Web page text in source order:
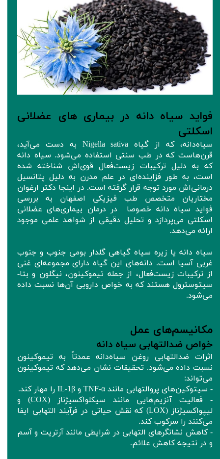
فواید سیاه دانه در بیماری های عضلانی
اسکلتی
سیاه‌دانه، که از گیاه Nigella sativa به دست می‌آید،
قرن‌هاست که در طب سنتی استفاده می‌شود. سیاه‌ دانه
که به دلیل ترکیبات زیست‌فعال قوی‌اش شناخته شده
است، به طور فزاینده‌ای در علم مدرن به دلیل پتانسیل
درمانی‌اش مورد توجه قرار گرفته است. در اینجا دکتر ارغوان
مختاریان متخصص طب فیزیکی اصفهان به بررسی
فواید سیاه‌ دانه خصوصا در درمان بیماری‌های عضلانی
اسکلتی می‌پردازد و تحلیل دقیقی از شواهد علمی موجود
ارائه می‌دهد.
سیاه‌ دانه یا زیره سیاه گیاهی گلدار بومی جنوب و جنوب
غربی آسیا است. دانه‌های این گیاه دارای مجموعه‌ای غنی
از ترکیبات زیست‌فعال، از جمله تیموکینون، نیگلون و بتا-
سیتوسترول هستند که به خواص دارویی آن‌ها نسبت داده
می‌شود.
مکانیسم‌های عمل
خواص ضدالتهابی سیاه دانه
اثرات ضدالتهابی روغن سیاه‌دانه عمدتاً به تیموکینون
نسبت داده می‌شود. تحقیقات نشان می‌دهد که تیموکینون
می‌تواند:
- سیتوکین‌های پروالتهابی مانند TNF-α و IL-1β را مهار کند.
- فعالیت آنزیم‌هایی مانند سیکلواکسیژناز (COX) و
لیپواکسیژناز (LOX) که نقش‌ حیاتی در فرآیند التهابی ایفا
می‌کنند را سرکوب کند.
- کاهش نشانگرهای التهابی در شرایطی مانند آرتریت و آسم
و در نتیجه کاهش علائم.